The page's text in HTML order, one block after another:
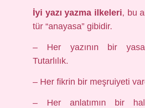
İyi yazı yazma ilkeleri, bu
tür “anayasa” gibidir.
– Her yazının bir
Tutarlılık.
– Her fikrin bir meşruiyeti
– Her anlatımın bir